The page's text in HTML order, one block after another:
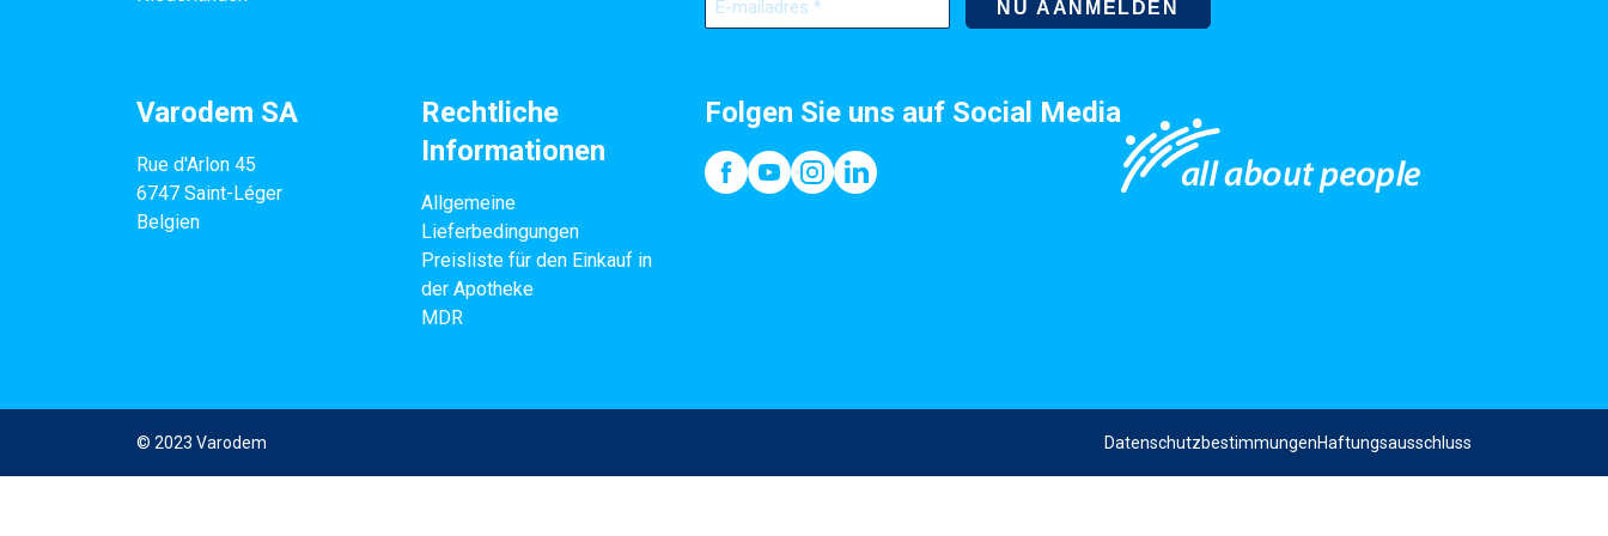
Varodem SA
Rue d'Arlon 45
6747 Saint-Léger
Belgien
Rechtliche
Informationen
Allgemeine
Lieferbedingungen
Preisliste für den Einkauf in
der Apotheke
MDR
mailadres
Folgen Sie uns auf Social Media
© 2023 Varodem DatenschutzbestimmungenHaftungsausschluss